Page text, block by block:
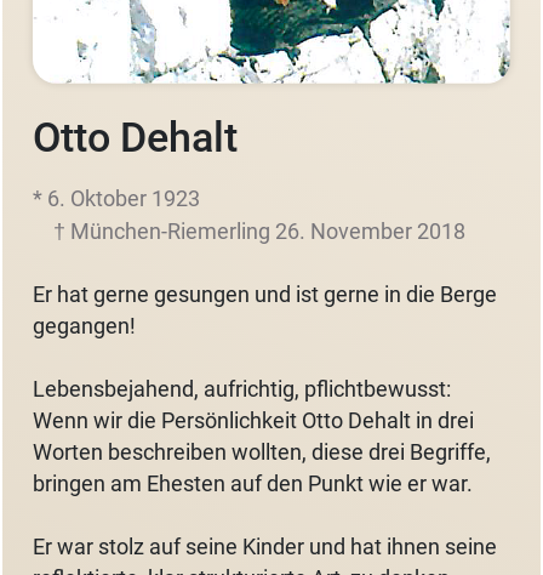
Otto Dehalt
* 6. Oktober 1923
† München-Riemerling 26. November 2018
Er hat gerne gesungen und ist gerne in die Berge
gegangen!
Lebensbejahend, aufrichtig, pflichtbewusst:
Wenn wir die Persönlichkeit Otto Dehalt in drei
Worten beschreiben wollten, diese drei Begriffe,
bringen am Ehesten auf den Punkt wie er war.
Er war stolz auf seine Kinder und hat ihnen seine